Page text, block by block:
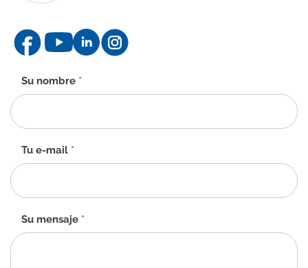
Formulario
de
contacto
-
Su nombre *
Tu e-mail *
Su mensaje *